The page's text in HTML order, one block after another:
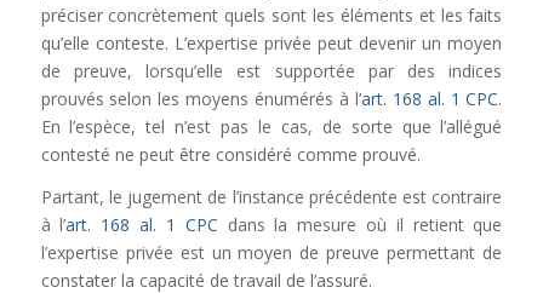
préciser concrètement quels sont les éléments et les faits
qu’elle conteste. L’expertise privée peut devenir un moyen
de preuve, lorsqu’elle est supportée par des indices
prouvés selon les moyens énumérés à l’art. 168 al. 1 CPC.
En l’espèce, tel n’est pas le cas, de sorte que l’allégué
contesté ne peut être considéré comme prouvé.
Partant, le jugement de l’instance précédente est contraire
à l’art. 168 al. 1 CPC dans la mesure où il retient que
l’expertise privée est un moyen de preuve permettant de
constater la capacité de travail de l’assuré.